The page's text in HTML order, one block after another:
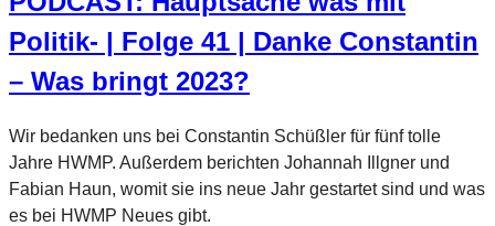
Politik- | Folge 41 | Danke Constantin
– Was bringt 2023?
Wir bedanken uns bei Constantin Schüßler für fünf tolle
Jahre HWMP. Außerdem berichten Johannah Illgner und
Fabian Haun, womit sie ins neue Jahr gestartet sind und was
es bei HWMP Neues gibt.